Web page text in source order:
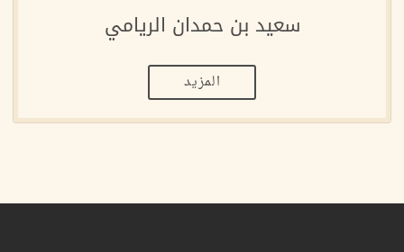
سعيد بن حمدان الريامي
المزيد